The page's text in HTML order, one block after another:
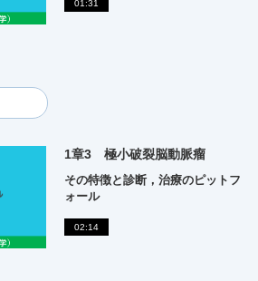
01:31
1章3 極小破裂脳動脈瘤
その特徴と診断，治療のピットフ
ォール
02:14